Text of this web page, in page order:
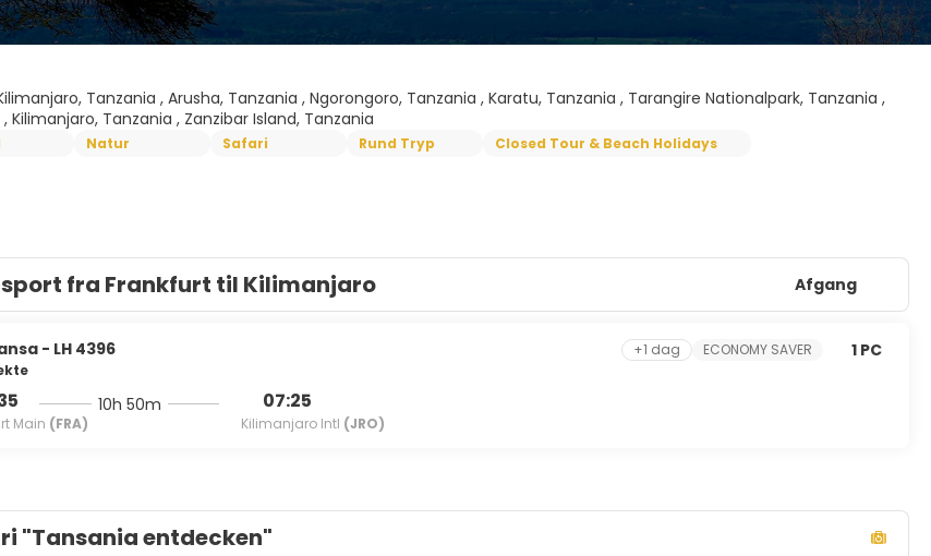
Tanzania , Arusha, Tanzania , Ngorongoro, Tanzania , Karatu, Tanzania , Tarangire Nationalpark, Tanzania ,
Kilimanjaro, Tanzania , Zanzibar Island, Tanzania
Natur Safari Rund Tryp Closed Tour & Beach Holidays
fra Frankfurt til Kilimanjaro Afgang
- LH 4396
Main (FRA)
10h 50m 07:25
Kilimanjaro Intl (JRO)
+1 dag ECONOMY SAVER 1 PC
"Tansania entdecken"